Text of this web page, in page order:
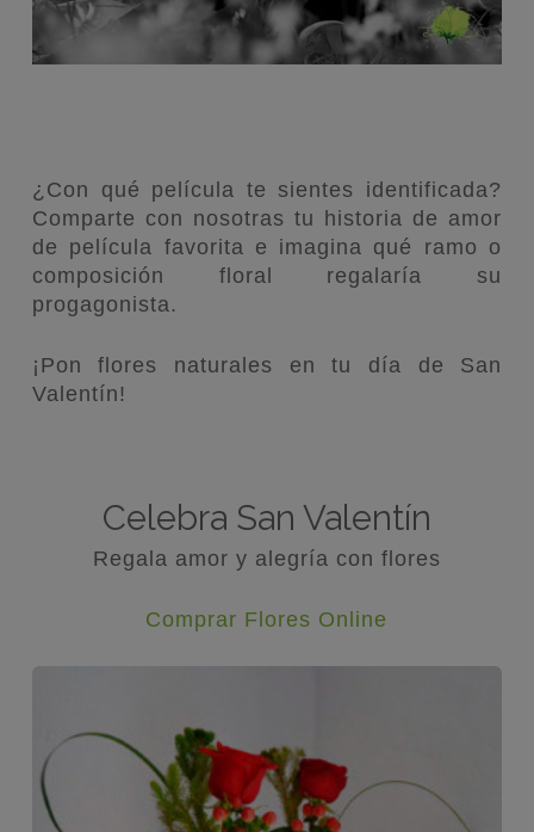
¿Con qué película te sientes identificada?
Comparte con nosotras tu historia de amor
de película favorita e imagina qué ramo o
composición floral regalaría su
progagonista.
¡Pon flores naturales en tu día de San
Valentín!
Celebra San Valentín
Regala amor y alegría con flores
Comprar Flores Online